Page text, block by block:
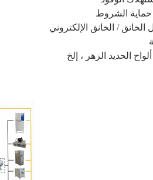
حماية الشروط
/ الخانق الإلكتروني
الحديد الزهر ، إلخ